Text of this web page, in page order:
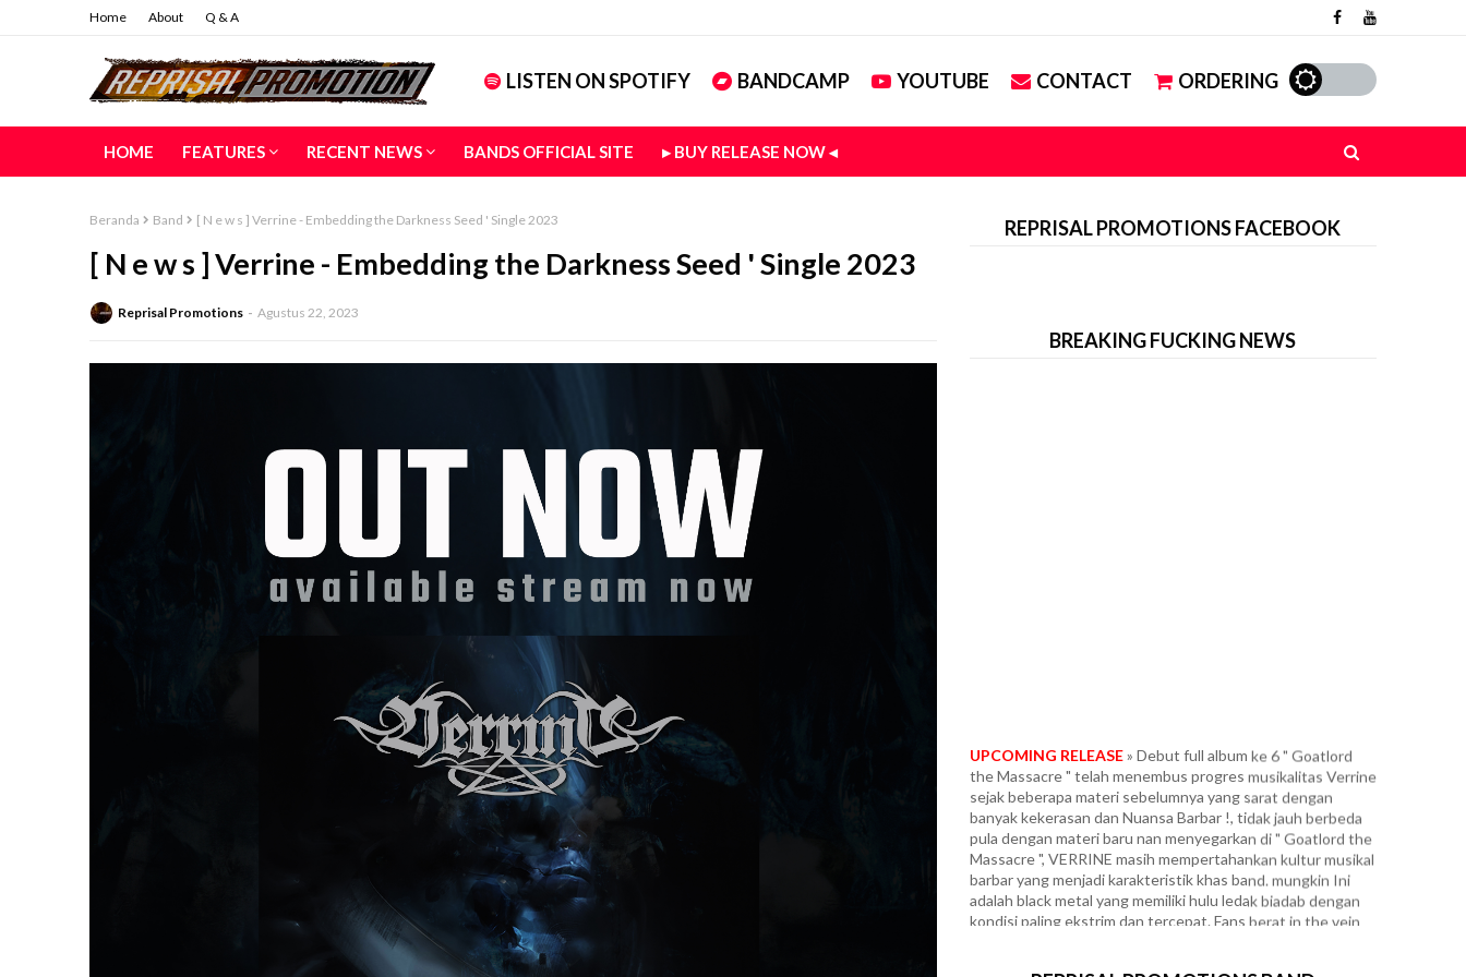
Home About Q & A
LISTEN ON SPOTIFY BANDCAMP YOUTUBE CONTACT ORDERING
HOME FEATURES RECENT NEWS BANDS OFFICIAL SITE ▸ BUY RELEASE NOW ◂
Beranda Band [ N e w s ] Verrine - Embedding the Darkness Seed ' Single 2023
[ N e w s ] Verrine - Embedding the Darkness Seed ' Single 2023
Reprisal Promotions Agustus 22, 2023
REPRISAL PROMOTIONS FACEBOOK
BREAKING FUCKING NEWS
sejak beberapa materi sebelumnya yang sarat dengan
banyak kekerasan dan Nuansa Barbar !, tidak jauh berbeda
pula dengan materi baru nan menyegarkan di " Goatlord the
Massacre ", VERRINE masih mempertahankan kultur musikal
barbar yang menjadi karakteristik khas band. mungkin Ini
adalah black metal yang memiliki hulu ledak biadab dengan
kondisi paling ekstrim dan tercepat. Fans berat in the vein
Marduk era " Panzer Division Marduk ", yang dipadukan
dengan segala intensitas tanpa ampun ala Infernal War era "